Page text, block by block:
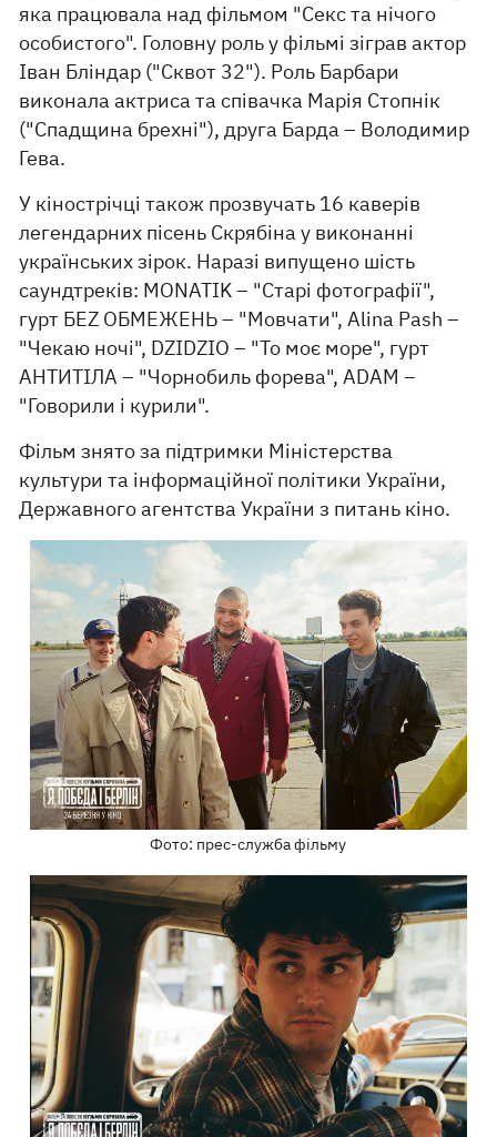
яка працювала над фільмом "Секс та нічого
особистого". Головну роль у фільмі зіграв актор
Іван Бліндар ("Сквот 32"). Роль Барбари
виконала актриса та співачка Марія Стопнік
("Спадщина брехні"), друга Барда – Володимир
Гева.
У кінострічці також прозвучать 16 каверів
легендарних пісень Скрябіна у виконанні
українських зірок. Наразі випущено шість
саундтреків: MONATIK – "Старі фотографії",
гурт БЕZ ОБМЕЖЕНЬ – "Мовчати", Alina Pash –
"Чекаю ночі", DZIDZIO – "То моє море", гурт
АНТИТІЛА – "Чорнобиль форева", ADAM –
"Говорили і курили".
Фільм знято за підтримки Міністерства
культури та інформаційної політики України,
Державного агентства України з питань кіно.
Фото: прес-служба фільму